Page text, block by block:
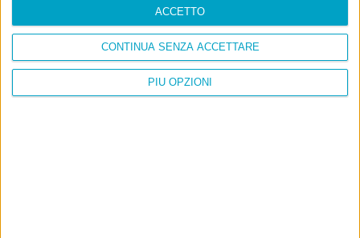
PIÙ OPZIONI
CONTINUA SENZA ACCETTARE
ACCETTO